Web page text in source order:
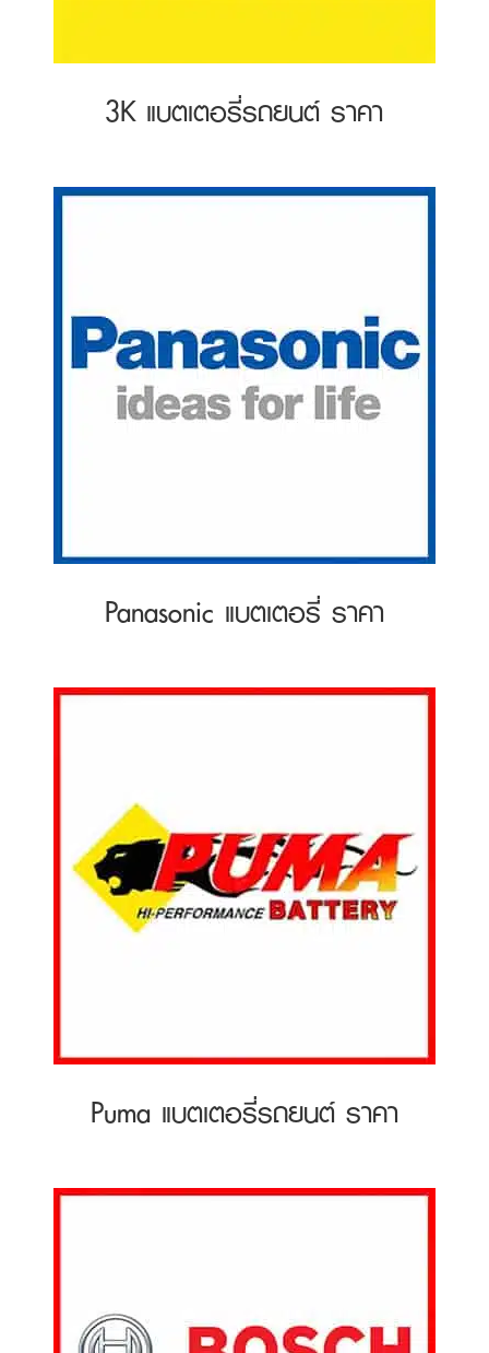
3K แบตเตอรี่รถยนต์ ราคา
Panasonic แบตเตอรี่ ราคา
Puma แบตเตอรี่รถยนต์ ราคา